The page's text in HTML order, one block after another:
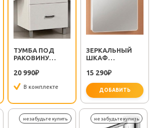
ТУМБА ПОД
РАКОВИНУ
20 990₽
В комплекте
ЗЕРКАЛЬНЫЙ
ШКАФ
15 290₽
ДОБАВИТЬ